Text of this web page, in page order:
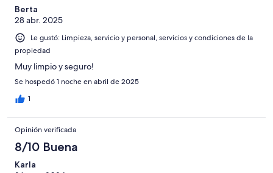
Berta
28 abr. 2025
Le gustó: Limpieza, servicio y personal, servicios y condiciones de la
propiedad
Muy limpio y seguro!
Se hospedó 1 noche en abril de 2025
1
Opinión verificada
8/10 Buena
Karla